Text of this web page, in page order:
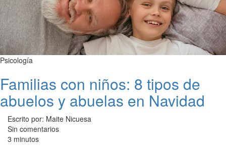
Psicología
Familias con niños: 8 tipos de
abuelos y abuelas en Navidad
Escrito por: Maite Nicuesa
Sin comentarios
3 minutos